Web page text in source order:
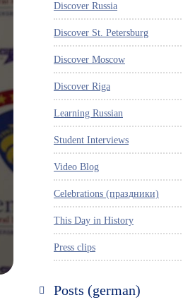
Discover Russia
Discover St. Petersburg
Discover Moscow
Discover Riga
Learning Russian
Student Interviews
Video Blog
Celebrations (праздники)
This Day in History
Press clips
Posts (german)